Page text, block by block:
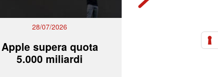
28/07/2026
Apple supera quota
5.000 miliardi
Mps e